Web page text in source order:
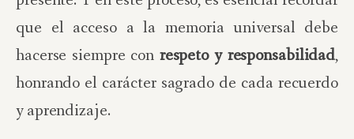
que el acceso a la memoria universal debe
hacerse siempre con respeto y responsabilidad,
honrando el carácter sagrado de cada recuerdo
y aprendizaje.